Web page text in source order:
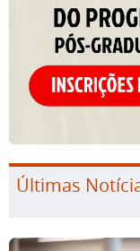
Últimas